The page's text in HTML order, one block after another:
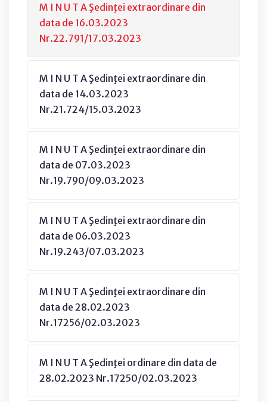
M I N U T A Şedinţei extraordinare din
data de 16.03.2023
Nr.22.791/17.03.2023
M I N U T A Şedinţei extraordinare din
data de 14.03.2023
Nr.21.724/15.03.2023
M I N U T A Şedinţei extraordinare din
data de 07.03.2023
Nr.19.790/09.03.2023
M I N U T A Şedinţei extraordinare din
data de 06.03.2023
Nr.19.243/07.03.2023
M I N U T A Şedinţei extraordinare din
data de 28.02.2023
Nr.17256/02.03.2023
M I N U T A Şedinţei ordinare din data de
28.02.2023 Nr.17250/02.03.2023